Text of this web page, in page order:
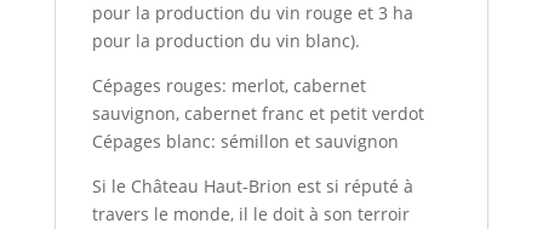
pour la production du vin rouge et 3 ha
pour la production du vin blanc).
Cépages rouges: merlot, cabernet
sauvignon, cabernet franc et petit verdot
Cépages blanc: sémillon et sauvignon
Si le Château Haut-Brion est si réputé à
travers le monde, il le doit à son terroir